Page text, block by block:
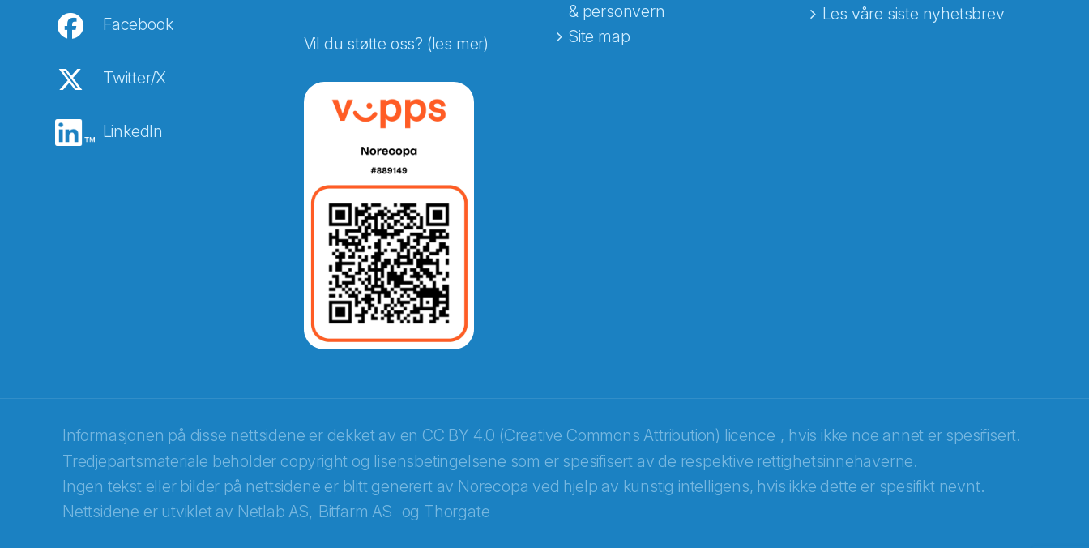
Facebook
Twitter/X
LinkedIn
Vil du støtte oss? (les mer)
& personvern
Site map
Les våre siste nyhetsbrev
Informasjonen på disse nettsidene er dekket av en CC BY 4.0 (Creative Commons Attribution) licence , hvis ikke noe annet er spesifisert.
Tredjepartsmateriale beholder copyright og lisensbetingelsene som er spesifisert av de respektive rettighetsinnehaverne.
Ingen tekst eller bilder på nettsidene er blitt generert av Norecopa ved hjelp av kunstig intelligens, hvis ikke dette er spesifikt nevnt.
Nettsidene er utviklet av Netlab AS, Bitfarm AS og Thorgate
Abonnér på nyhetsbrevene fra Norecopa